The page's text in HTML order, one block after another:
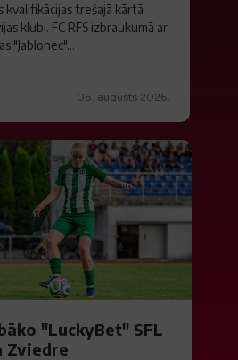
kvalifikācijas trešajā kārtā
klubi. FC RFS izbraukumā ar
"Jablonec"...
06. augusts 2026.
"LuckyBet" SFL
Zviedre